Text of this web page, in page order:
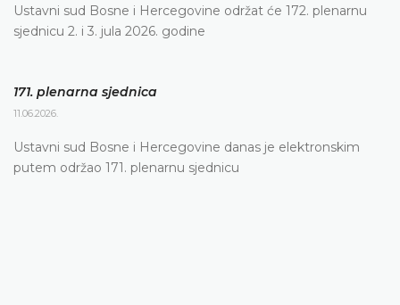
Ustavni sud Bosne i Hercegovine održat će 172. plenarnu
sjednicu 2. i 3. jula 2026. godine
171. plenarna sjednica
11.06.2026.
Ustavni sud Bosne i Hercegovine danas je elektronskim
putem održao 171. plenarnu sjednicu